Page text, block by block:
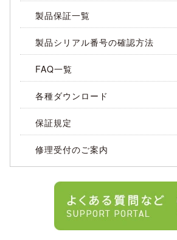
製品保証一覧
製品シリアル番号の確認方法
FAQ一覧
各種ダウンロード
保証規定
修理受付のご案内